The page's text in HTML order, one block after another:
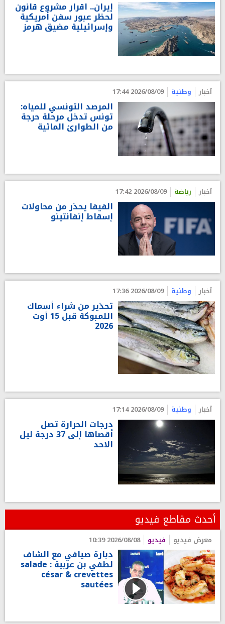
إيران.. اقرار مشروع قانون
لحظر عبور سفن أمريكية
وإسرائيلية مضيق هرمز
أخبار وطنية 2026/08/09 17:44
المرصد التونسي للمياه:
تونس تدخل مرحلة حرجة
من الطوارئ المائية
أخبار رياضة 2026/08/09 17:42
الفيفا يحذر من محاولات
إسقاط إنفانتينو
أخبار وطنية 2026/08/09 17:36
تحذير من شراء أسماك
اللمبوكة قبل 15 أوت
2026
أخبار وطنية 2026/08/09 17:14
درجات الحرارة تصل
أقصاها إلى 37 درجة ليل
الاحد
أحدث مقاطع فيديو
معرض فيديو فيديو 2026/08/08 10:39
دبارة صيافي مع الشاف
لطفي بن عربية : salade
césar & crevettes
sautées